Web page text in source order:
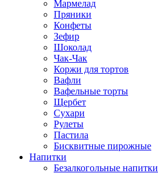
Мармелад
Пряники
Конфеты
Зефир
Шоколад
Чак-Чак
Коржи для тортов
Вафли
Вафельные торты
Щербет
Сухари
Рулеты
Пастила
Бисквитные пирожные
Напитки
Безалкогольные напитки